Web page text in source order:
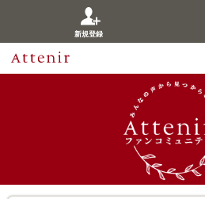
新規登録